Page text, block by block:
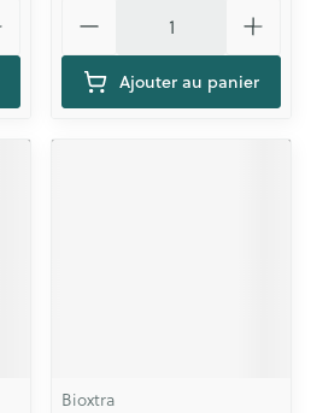
Ajouter au panier
Bioxtra